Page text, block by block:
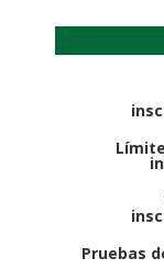
Pruebas